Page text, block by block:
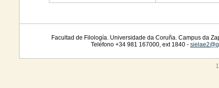
Facultad de Filología. Universidade da Coruña. Campus da
Teléfono +34 981 167000, ext 1840 -